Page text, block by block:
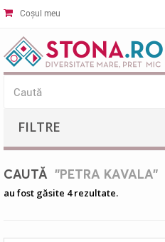
Coșul meu
FILTRE
CAUTĂ "PETRA KAVALA"
au fost găsite 4 rezultate.